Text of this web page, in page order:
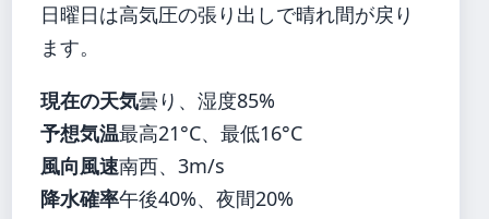
日曜日は高気圧の張り出しで晴れ間が戻り
ます。
現在の天気曇り、湿度85%
予想気温最高21°C、最低16°C
風向風速南西、3m/s
降水確率午後40%、夜間20%